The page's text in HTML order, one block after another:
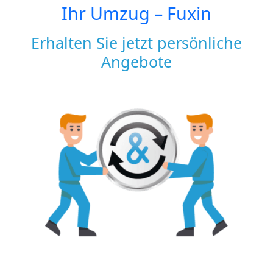
Ihr Umzug – Fuxin
Erhalten Sie jetzt persönliche
Angebote